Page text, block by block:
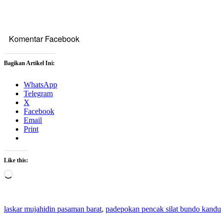
Komentar Facebook
Bagikan Artikel Ini:
WhatsApp
Telegram
X
Facebook
Email
Print
Like this:
Loading…
laskar mujahidin pasaman barat, padepokan pencak silat bundo